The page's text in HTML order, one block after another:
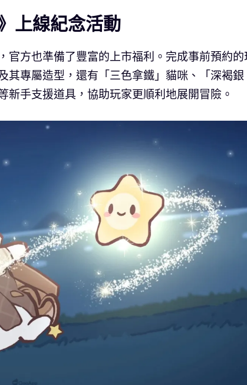
上線紀念活動
官方也準備了豐富的上市福利。完成事前預約的
其專屬造型，還有「三色拿鐵」貓咪、「深褐銀
手支援道具，協助玩家更順利地展開冒險。